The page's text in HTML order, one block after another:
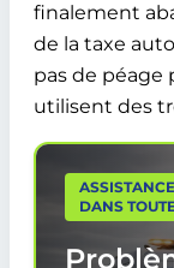
finalement
de la taxe
pas de péage
utilisent des
DANS